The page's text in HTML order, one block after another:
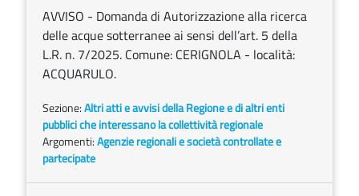
AVVISO - Domanda di Autorizzazione alla ricerca
delle acque sotterranee ai sensi dell’art. 5 della
L.R. n. 7/2025. Comune: CERIGNOLA - località:
ACQUARULO.
Sezione:Altri atti e avvisi della Regione e di altri enti
pubblici che interessano la collettività regionale
Argomenti:Agenzie regionali e società controllate e
partecipate